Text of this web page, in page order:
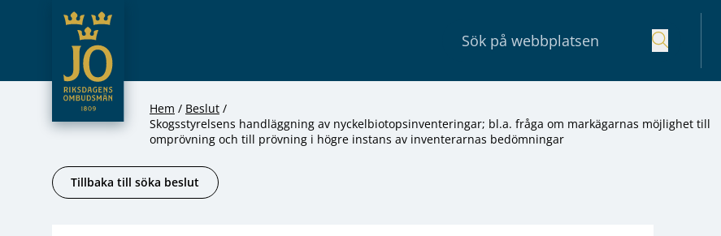
Hoppa till innehåll
JO – Riksdagens Ombudsmän
Hem
Beslut
Skogsstyrelsens handläggning av nyckelbiotopsinventeringar; bl.a. fråga om markägarnas möjlighet till
omprövning och till prövning i högre instans av inventerarnas bedömningar
Tillbaka till söka beslut